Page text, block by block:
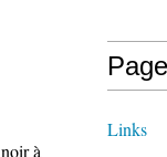
à
Links